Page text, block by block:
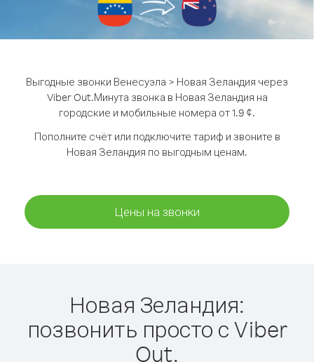
Выгодные звонки Венесуэла > Новая Зеландия через
Viber Out.Минута звонка в Новая Зеландия на
городские и мобильные номера от 1.9 ¢.
Пополните счёт или подключите тариф и звоните в
Новая Зеландия по выгодным ценам.
Цены на звонки
Новая Зеландия:
позвонить просто с Viber
Out.